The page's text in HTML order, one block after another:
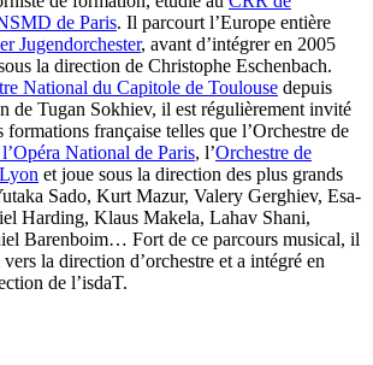
de Paris. Il parcourt l’Europe entière
Jugendorchester, avant d’intégrer en 2005
la direction de Christophe Eschenbach.
National du Capitole de Toulouse depuis
de Tugan Sokhiev, il est régulièrement invité
formations française telles que l’Orchestre de
National de Paris, l’Orchestre de
et joue sous la direction des plus grands
Sado, Kurt Mazur, Valery Gerghiev, Esa-
Harding, Klaus Makela, Lahav Shani,
Barenboim… Fort de ce parcours musical, il
la direction d’orchestre et a intégré en
de l’isdaT.